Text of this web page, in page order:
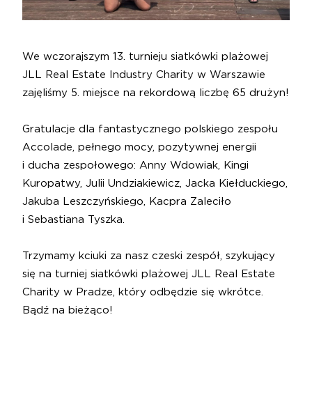
We wczorajszym 13. turnieju siatkówki plażowej
JLL Real Estate Industry Charity w Warszawie
zajęliśmy 5. miejsce na rekordową liczbę 65 drużyn!
Gratulacje dla fantastycznego polskiego zespołu
Accolade, pełnego mocy, pozytywnej energii
i ducha zespołowego: Anny Wdowiak, Kingi
Kuropatwy, Julii Undziakiewicz, Jacka Kiełduckiego,
Jakuba Leszczyńskiego, Kacpra Zaleciło
i Sebastiana Tyszka.
Trzymamy kciuki za nasz czeski zespół, szykujący
się na turniej siatkówki plażowej JLL Real Estate
Charity w Pradze, który odbędzie się wkrótce.
Bądź na bieżąco!